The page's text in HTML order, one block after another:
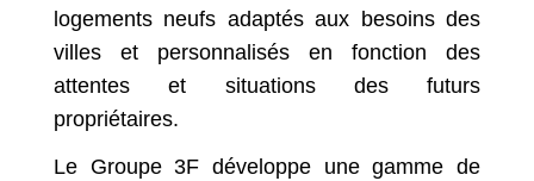
logements neufs adaptés aux besoins des
villes et personnalisés en fonction des
attentes et situations des futurs
propriétaires.
Le Groupe 3F développe une gamme de